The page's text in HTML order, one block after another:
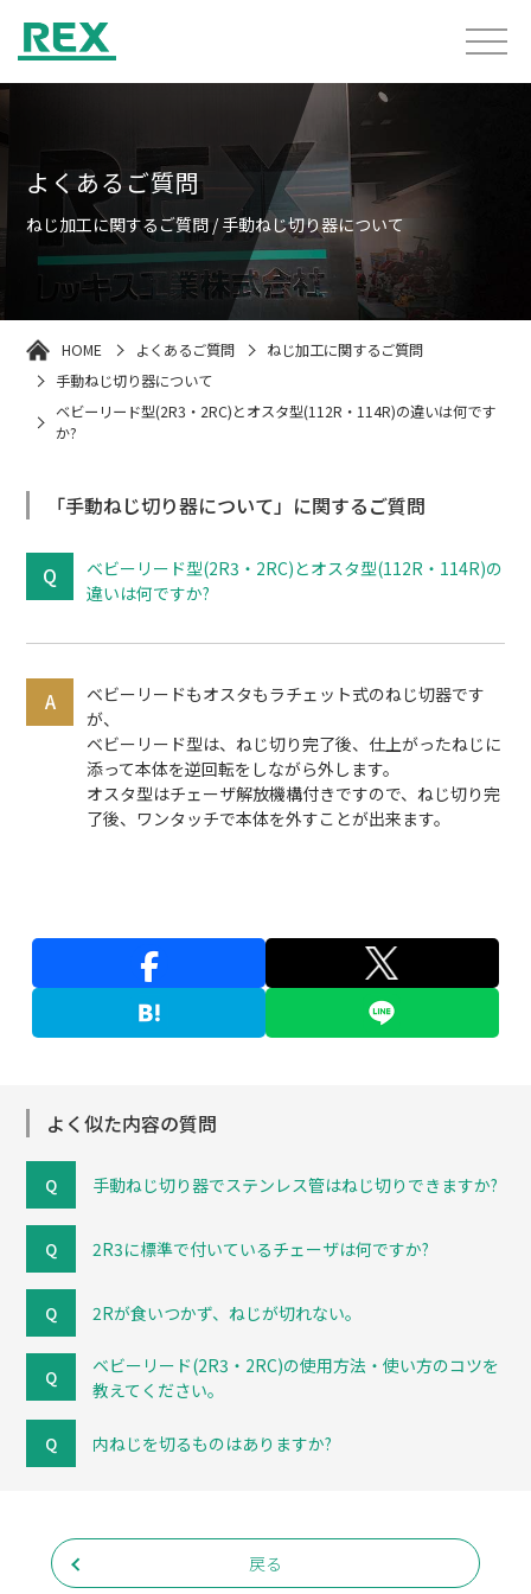
よくあるご質問
ねじ加工に関するご質問 / 手動ねじ切り器について
HOME よくあるご質問
ねじ加工に関するご質問
手動ねじ切り器について
ベビーリード型(2R3・2RC)とオスタ型(112R・114R)の違いは何です
か?
「手動ねじ切り器について」に関するご質問
ベビーリード型(2R3・2RC)とオスタ型(112R・114R)の
違いは何ですか?
ベビーリードもオスタもラチェット式のねじ切器です
が、
ベビーリード型は、ねじ切り完了後、仕上がったねじに
添って本体を逆回転をしながら外します。
オスタ型はチェーザ解放機構付きですので、ねじ切り完
了後、ワンタッチで本体を外すことが出来ます。
よく似た内容の質問
手動ねじ切り器でステンレス管はねじ切りできますか?
2R3に標準で付いているチェーザは何ですか?
2Rが食いつかず、ねじが切れない。
ベビーリード(2R3・2RC)の使用方法・使い方のコツを
教えてください。
内ねじを切るものはありますか?
戻る